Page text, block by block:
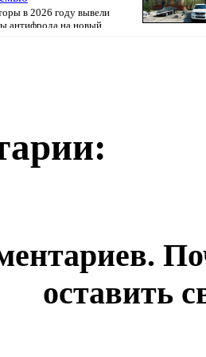
в 2026 году вывели
антифрода на новый
оставить